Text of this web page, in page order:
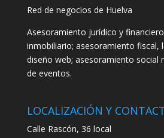
Red de negocios de Huelva
Asesoramiento jurídico y
inmobiliario; asesoramiento fiscal,
diseño web; asesoramiento social
de eventos.
LOCALIZACIÓN Y
Calle Rascón, 36 local